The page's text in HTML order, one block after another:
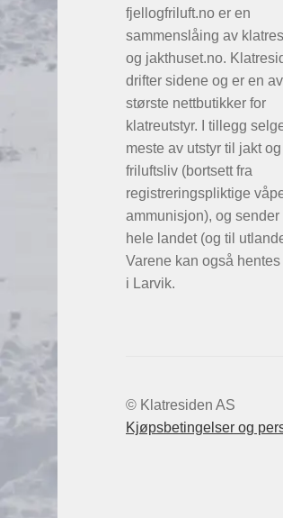
fjellogfriluft.no er en
sammenslåing av
og jakthuset.no.
drifter sidene og er en
største nettbutikker for
klatreutstyr. I tillegg
meste av utstyr til jakt og
friluftsliv (bortsett fra
registreringspliktige
ammunisjon), og sender
hele landet (og til
Varene kan også
i Larvik.
© Klatresiden AS
Kjøpsbetingelser og